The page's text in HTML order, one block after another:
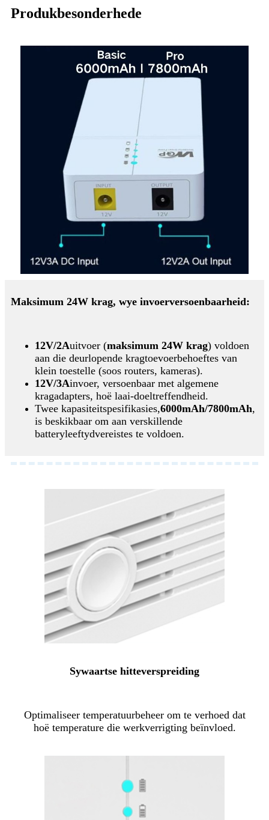
Produkbesonderhede
Maksimum 24W krag, wye invoerversoenbaarheid:
12V/2Auitvoer (maksimum 24W krag) voldoen
aan die deurlopende kragtoevoerbehoeftes van
klein toestelle (soos routers, kameras).
12V/3Ainvoer, versoenbaar met algemene
kragadapters, hoë laai-doeltreffendheid.
Twee kapasiteitspesifikasies,6000mAh/7800mAh,
is beskikbaar om aan verskillende
batteryleeftydvereistes te voldoen.
Sywaartse hitteverspreiding
Optimaliseer temperatuurbeheer om te verhoed dat
hoë temperature die werkverrigting beïnvloed.